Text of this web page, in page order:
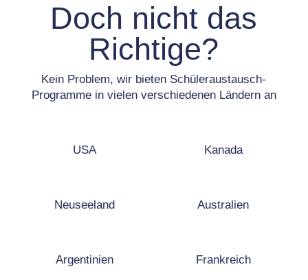
Doch nicht das
Richtige?
Kein Problem, wir bieten Schüleraustausch-
Programme in vielen verschiedenen Ländern an
USA Kanada
Neuseeland Australien
Argentinien Frankreich